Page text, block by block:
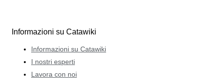
Informazioni su Catawiki
Informazioni su Catawiki
I nostri esperti
Lavora con noi